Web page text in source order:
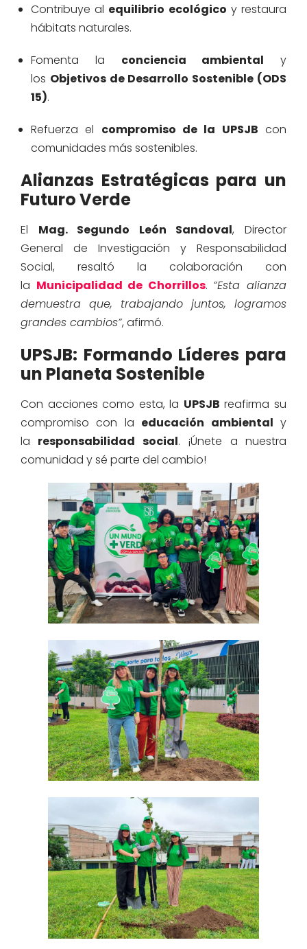
Contribuye al equilibrio ecológico y restaura
hábitats naturales.
Fomenta la conciencia ambiental y
los Objetivos de Desarrollo Sostenible (ODS
15).
Refuerza el compromiso de la UPSJB con
comunidades más sostenibles.
Alianzas Estratégicas para un
Futuro Verde
El Mag. Segundo León Sandoval, Director
General de Investigación y Responsabilidad
Social, resaltó la colaboración con
la Municipalidad de Chorrillos. “Esta alianza
demuestra que, trabajando juntos, logramos
grandes cambios”, afirmó.
UPSJB: Formando Líderes para
un Planeta Sostenible
Con acciones como esta, la UPSJB reafirma su
compromiso con la educación ambiental y
la responsabilidad social. ¡Únete a nuestra
comunidad y sé parte del cambio!